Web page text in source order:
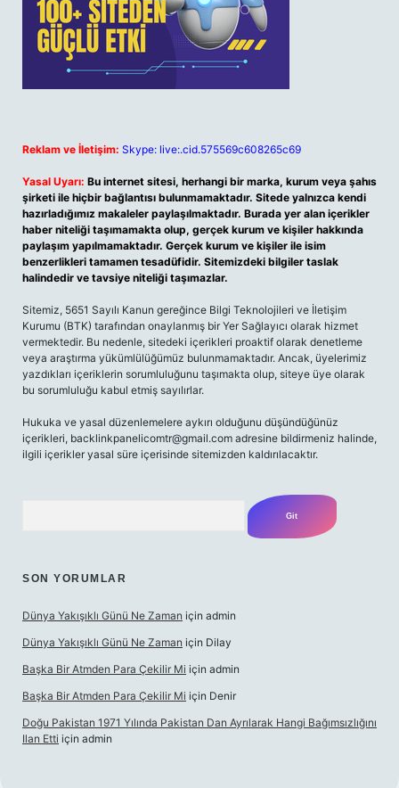
Reklam ve İletişim: Skype: live:.cid.575569c608265c69
Yasal Uyarı: Bu internet sitesi, herhangi bir marka, kurum veya şahıs
şirketi ile hiçbir bağlantısı bulunmamaktadır. Sitede yalnızca kendi
hazırladığımız makaleler paylaşılmaktadır. Burada yer alan içerikler
haber niteliği taşımamakta olup, gerçek kurum ve kişiler hakkında
paylaşım yapılmamaktadır. Gerçek kurum ve kişiler ile isim
benzerlikleri tamamen tesadüfidir. Sitemizdeki bilgiler taslak
halindedir ve tavsiye niteliği taşımazlar.
Sitemiz, 5651 Sayılı Kanun gereğince Bilgi Teknolojileri ve İletişim
Kurumu (BTK) tarafından onaylanmış bir Yer Sağlayıcı olarak hizmet
vermektedir. Bu nedenle, sitedeki içerikleri proaktif olarak denetleme
veya araştırma yükümlülüğümüz bulunmamaktadır. Ancak, üyelerimiz
yazdıkları içeriklerin sorumluluğunu taşımakta olup, siteye üye olarak
bu sorumluluğu kabul etmiş sayılırlar.
Hukuka ve yasal düzenlemelere aykırı olduğunu düşündüğünüz
içerikleri, backlinkpanelicomtr@gmail.com adresine bildirmeniz halinde,
ilgili içerikler yasal süre içerisinde sitemizden kaldırılacaktır.
SON YORUMLAR
Dünya Yakışıklı Günü Ne Zaman için admin
Dünya Yakışıklı Günü Ne Zaman için Dilay
Başka Bir Atmden Para Çekilir Mi için admin
Başka Bir Atmden Para Çekilir Mi için Denir
Doğu Pakistan 1971 Yılında Pakistan Dan Ayrılarak Hangi Bağımsızlığını
Ilan Etti için admin